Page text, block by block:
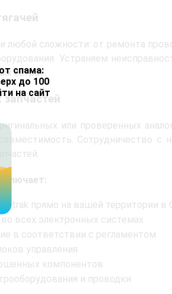
спама:
до 100
на сайт
любой сложности: от ремонта
Устраняем
затрат.
или проверенных
Сотрудничество с
прямо на вашей территории в
всех электронных системах
в соответствии с регламентом
управления
компонентов
и проводки